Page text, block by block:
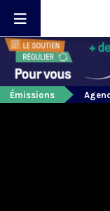
Émissions